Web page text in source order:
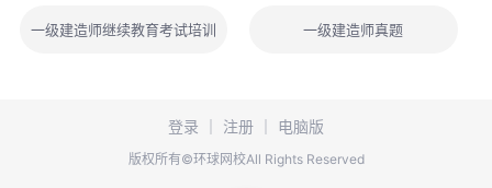
4.报考条件中规定的专业工作年限的计算截止日期为2026年12
一级建造师继续教育考试培训 一级建造师真题
登录 注册 电脑版
版权所有©环球网校All Rights Reserved